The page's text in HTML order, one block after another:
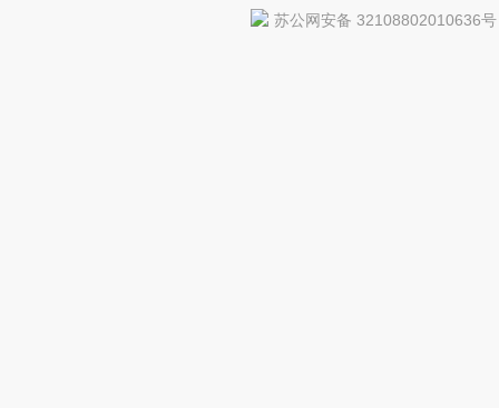
苏公网安备 32108802010636号